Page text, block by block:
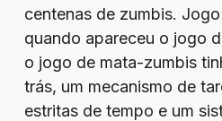
centenas de zumbis.
quando apareceu o jogo
o jogo de mata-zumbis
trás, um mecanismo de
estritas de tempo e um